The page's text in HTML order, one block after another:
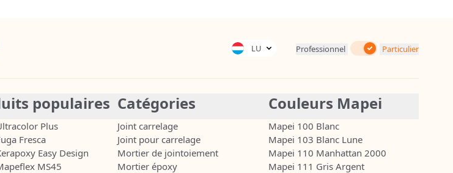
LU Professionnel Inc. Tax Particulier
populaires
Plus
Fresca
Easy Design
MS45
Catégories
Joint carrelage
Joint pour carrelage
Mortier de jointoiement
Mortier époxy
Couleurs Mapei
Mapei 100 Blanc
Mapei 103 Blanc Lune
Mapei 110 Manhattan 2000
Mapei 111 Gris Argent